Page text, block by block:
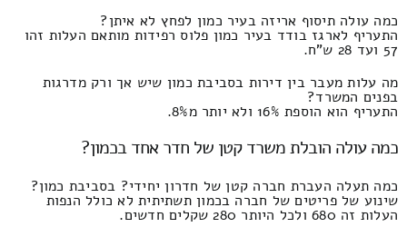
כמה עולה תיסוף אריזה בעיר כמון לפחץ לא איתן?
התעריף לארגז בודד בעיר כמון פלוס רפידות מותאם העלות זהו
57 ועד 28 ש"ח.
מה עלות מעבר בין דירות בסביבת כמון שיש אך ורק מדרגות
בפנים המשרד?
התעריף הוא הוספת 16% ולא יותר מ8%.
כמה עולה הובלת משרד קטן של חדר אחד בכמון?
כמה תעלה העברת חברה קטן של חדרון יחידי? בסביבת כמון?
שינוע של פריטים של חברה בכמון תשתיתית לא כולל הנפות
העלות זה 680 ולכל היותר 280 שקלים חדשים.